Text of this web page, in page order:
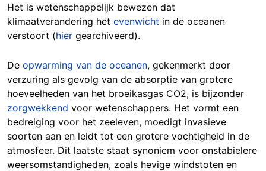
Het is wetenschappelijk bewezen dat
klimaatverandering het evenwicht in de oceanen
verstoort (hier gearchiveerd).
De opwarming van de oceanen, gekenmerkt door
verzuring als gevolg van de absorptie van grotere
hoeveelheden van het broeikasgas CO2, is bijzonder
zorgwekkend voor wetenschappers. Het vormt een
bedreiging voor het zeeleven, moedigt invasieve
soorten aan en leidt tot een grotere vochtigheid in de
atmosfeer. Dit laatste staat synoniem voor onstabielere
weersomstandigheden, zoals hevige windstoten en